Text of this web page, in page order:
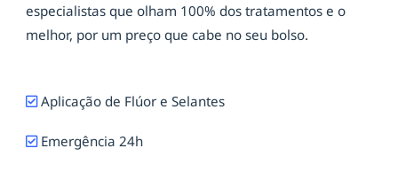
especialistas que olham 100% dos tratamentos e o
melhor, por um preço que cabe no seu bolso.
Aplicação de Flúor e Selantes
Emergência 24h